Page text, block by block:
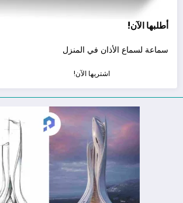
أطلبها الآن!
سماعة لسماع الأذان في المنزل
اشتريها الآن!